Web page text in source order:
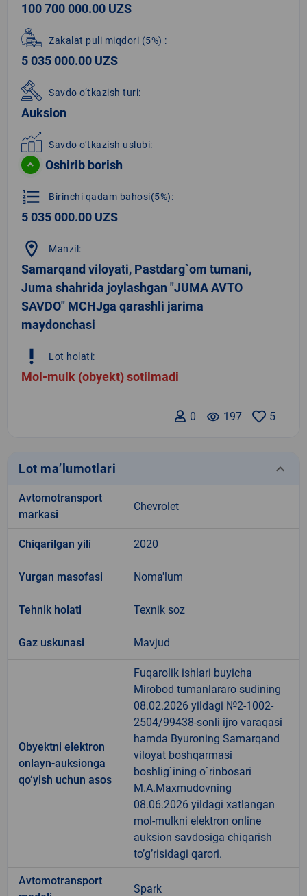
100 700 000.00 UZS
Zakalat puli miqdori (5%) :
5 035 000.00 UZS
Savdo o‘tkazish turi:
Auksion
Savdo o‘tkazish uslubi:
Oshirib borish
format_list_numbered Birinchi qadam bahosi(5%):
5 035 000.00 UZS
location_on Manzil:
Samarqand viloyati, Pastdarg`om tumani,
Juma shahrida joylashgan "JUMA AVTO
SAVDO" MCHJga qarashli jarima
maydonchasi
priority_high Lot holati:
Mol-mulk (obyekt) sotilmadi
5
remove_red_eye 197
0
Lot ma’lumotlari keyboard_arrow_down
Avtomotransport
markasi
Chevrolet
Chiqarilgan yili 2020
Yurgan masofasi Noma'lum
Tehnik holati Texnik soz
Gaz uskunasi Mavjud
Obyektni elektron
onlayn-auksionga
qo‘yish uchun asos
Fuqarolik ishlari buyicha
Mirobod tumanlararo sudining
08.02.2026 yildagi №2-1002-
2504/99438-sonli ijro varaqasi
hamda Byuroning Samarqand
viloyat boshqarmasi
boshlig`ining o`rinbosari
M.A.Maxmudovning
08.06.2026 yildagi xatlangan
mol-mulkni elektron online
auksion savdosiga chiqarish
to’g’risidagi qarori.
Avtomotransport
Spark